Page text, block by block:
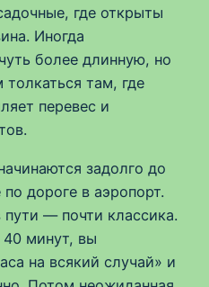
где открыты
Иногда
более длинную, но
там, где
перевес и
задолго до
дороге в аэропорт.
— почти классика.
40 минут, вы
на всякий случай» и